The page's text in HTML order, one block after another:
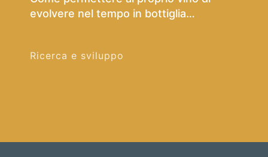
evolvere nel tempo in bottiglia
Ricerca e sviluppo